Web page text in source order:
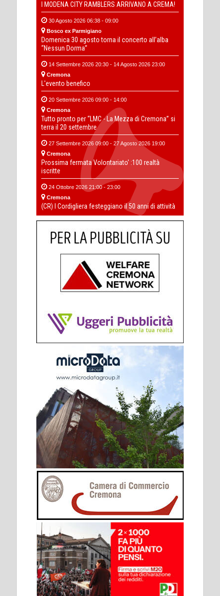
I MODENA CITY RAMBLERS ARRIVANO A CREMA!
30 Agosto 2026 06:38 - 09:00
Bosco ex Parmigiano
Domenica 30 agosto torna il concerto all’alba
“Nessun Dorma”
14 Settembre 2026 20:30 - 14 Agosto 2026 23:00
Cremona
L'evento benefico
20 Settembre 2026 09:00 - 14:00
Cremona
Tutto pronto per “LMC - La Mezza di Cremona” si
terra il 20 settembre
27 Settembre 2026 09:00 - 27 Agosto 2026 19:00
Cremona
Prossima fermata Volontariato' :100 realtà
iscritte
24 Ottobre 2026 21:00 - 23:00
Cremona
(CR) I Cordigliera festeggiano il 50 anni di attività